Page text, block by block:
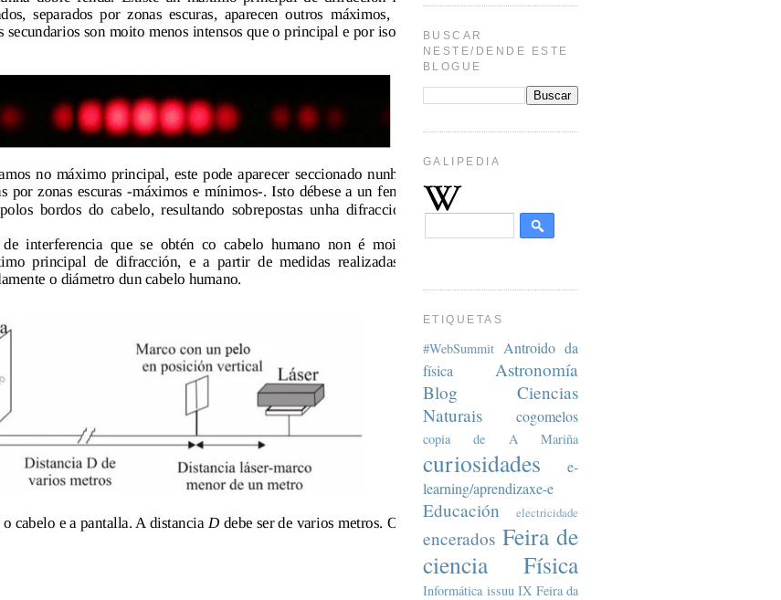
BUSCAR
NESTE/DENDE ESTE
BLOGUE
GALIPEDIA
ETIQUETAS
#WebSummit Antroido da
física
Astronomía
Blog
Ciencias
Naturais
cogomelos
copia de A Mariña
curiosidades
e-
learning/aprendizaxe-e
Educación electricidade
encerados Feira de
ciencia
Física
Informática issuu IX Feira da